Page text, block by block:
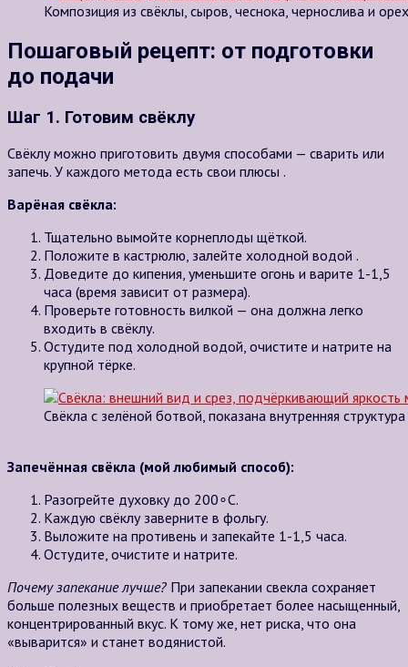
Композиция из свёклы, сыров, чеснока, чернослива и
Пошаговый рецепт: от подготовки
до подачи
Шаг 1. Готовим свёклу
Свёклу можно приготовить двумя способами — сварить или
запечь. У каждого метода есть свои плюсы .
Варёная свёкла:
Тщательно вымойте корнеплоды щёткой.
Положите в кастрюлю, залейте холодной водой .
Доведите до кипения, уменьшите огонь и варите 1-1,5
часа (время зависит от размера).
Проверьте готовность вилкой — она должна легко
входить в свёклу.
Остудите под холодной водой, очистите и натрите на
крупной тёрке.
Свёкла с зелёной ботвой, показана внутренняя
Запечённая свёкла (мой любимый способ):
Разогрейте духовку до 200∘C.
Каждую свёклу заверните в фольгу.
Выложите на противень и запекайте 1-1,5 часа.
Остудите, очистите и натрите.
Почему запекание лучше? При запекании свекла сохраняет
больше полезных веществ и приобретает более насыщенный,
концентрированный вкус. К тому же, нет риска, что она
«выварится» и станет водянистой.